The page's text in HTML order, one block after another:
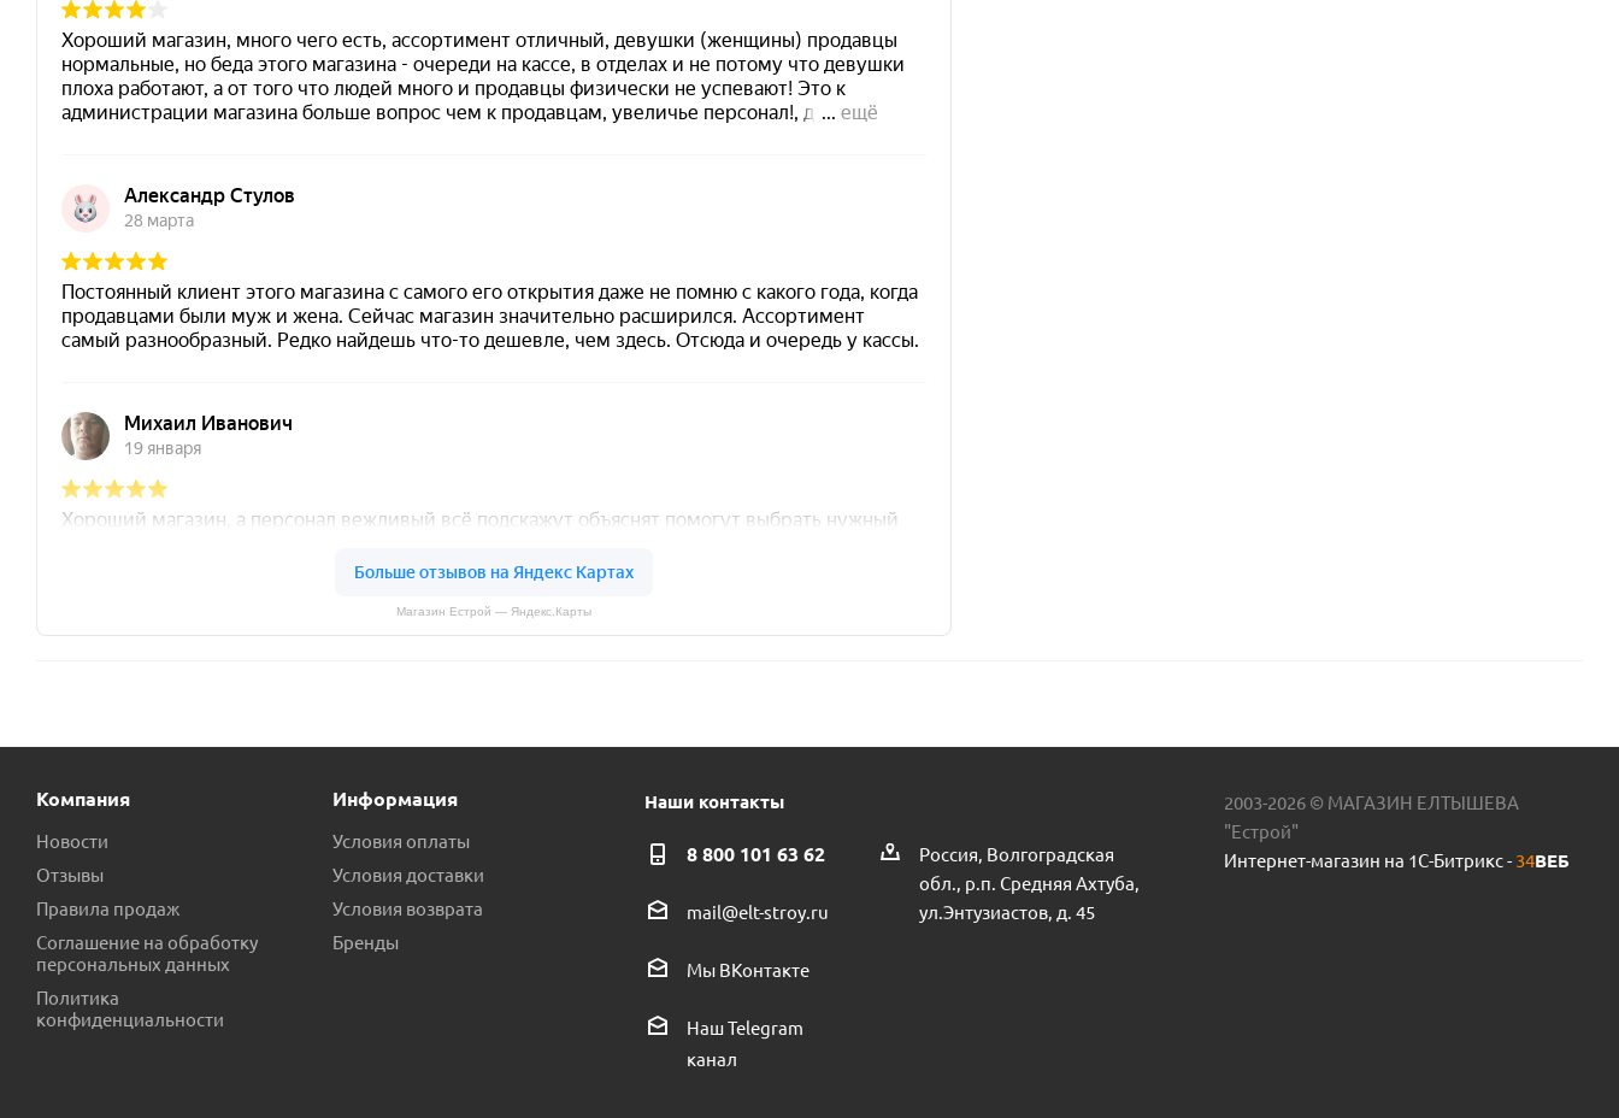
Магазин Естрой — Яндекс.Карты
Компания
Новости
Отзывы
Правила продаж
Соглашение на обработку
персональных данных
Политика
конфиденциальности
Информация
Условия оплаты
Условия доставки
Условия возврата
Бренды
Наши контакты
8 800 101 63 62
mail@elt-stroy.ru
Мы ВКонтакте
Наш Telegram
канал
Россия, Волгоградская
обл., р.п. Средняя Ахтуба,
ул.Энтузиастов, д. 45
2003-2026 © МАГАЗИН ЕЛТЫШЕВА
"Естрой"
Интернет-магазин на 1С-Битрикс - 34ВЕБ